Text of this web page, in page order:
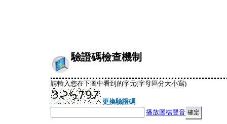
驗證碼檢查機制
請輸入您在下圖中看到的字元(字母區分大小寫)
更換驗證碼
播放圖檔聲音